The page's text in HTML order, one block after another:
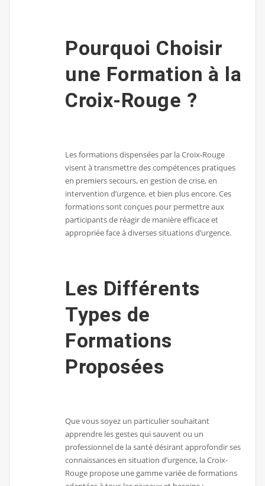
Pourquoi Choisir
une Formation à la
Croix-Rouge ?
Les formations dispensées par la Croix-Rouge
visent à transmettre des compétences pratiques
en premiers secours, en gestion de crise, en
intervention d’urgence, et bien plus encore. Ces
formations sont conçues pour permettre aux
participants de réagir de manière efficace et
appropriée face à diverses situations d’urgence.
Les Différents
Types de
Formations
Proposées
Que vous soyez un particulier souhaitant
apprendre les gestes qui sauvent ou un
professionnel de la santé désirant approfondir ses
connaissances en situation d’urgence, la Croix-
Rouge propose une gamme variée de formations